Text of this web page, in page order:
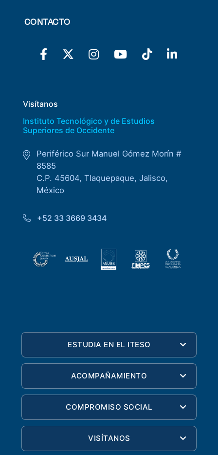
CONTACTO
Visítanos
Instituto Tecnológico y de Estudios
Superiores de Occidente
Periférico Sur Manuel Gómez Morín #
8585
C.P. 45604, Tlaquepaque, Jalisco,
México
+52 33 3669 3434
ESTUDIA EN EL ITESO
ACOMPAÑAMIENTO
COMPROMISO SOCIAL
VISÍTANOS